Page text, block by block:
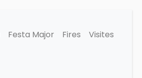
Festa Major Fires
Visites